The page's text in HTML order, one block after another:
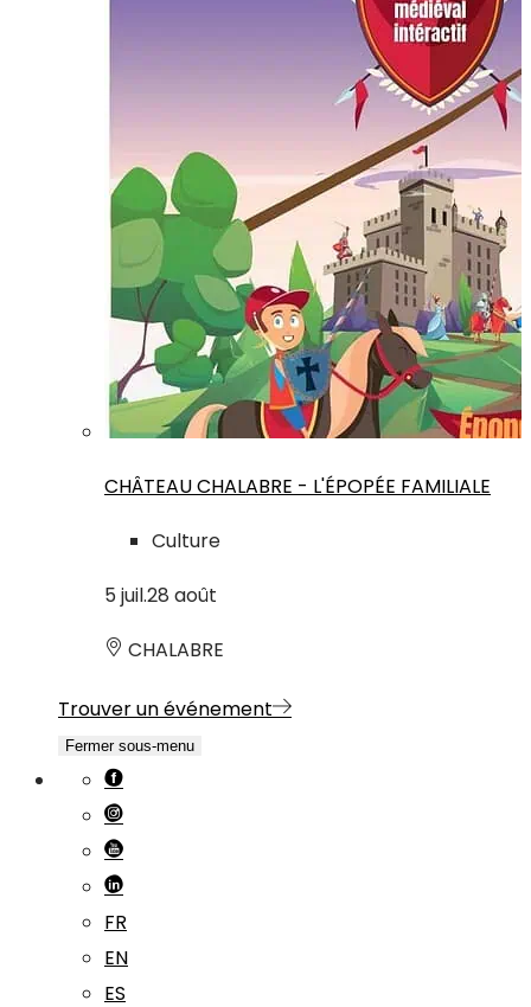
CHÂTEAU CHALABRE - L'ÉPOPÉE FAMILIALE
Culture
5 juil.28 août
CHALABRE
Trouver un événement
Fermer sous-menu
FR
EN
ES